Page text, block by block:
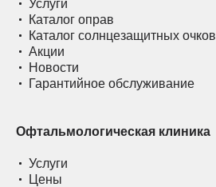
Услуги
Каталог оправ
Каталог солнцезащитных очков
Акции
Новости
Гарантийное обслуживание
Офтальмологическая клиника
Услуги
Цены